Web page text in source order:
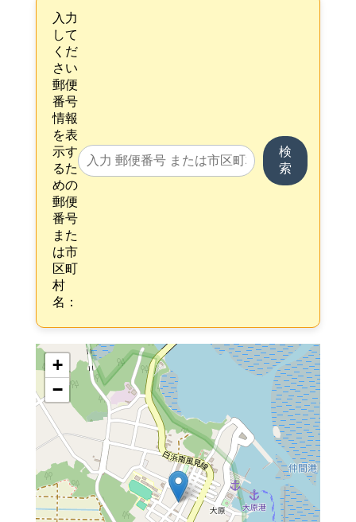
入力
して
くだ
さい
郵便
番号
情報
を表
示す
るた
めの
郵便
番号
また
は市
区町
村
名：
検
索
+
−